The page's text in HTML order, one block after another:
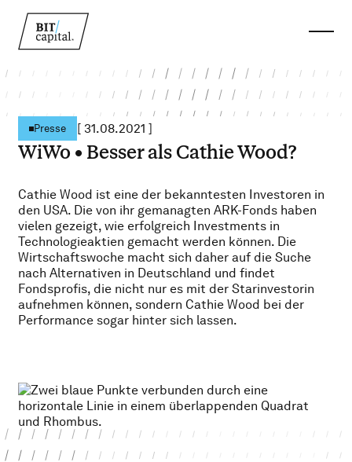
Presse [ 31.08.2021 ]
WiWo • Besser als Cathie Wood?
Cathie Wood ist eine der bekanntesten Investoren in
den USA. Die von ihr gemanagten ARK-Fonds haben
vielen gezeigt, wie erfolgreich Investments in
Technologieaktien gemacht werden können. Die
Wirtschaftswoche macht sich daher auf die Suche
nach Alternativen in Deutschland und findet
Fondsprofis, die nicht nur es mit der Starinvestorin
aufnehmen können, sondern Cathie Wood bei der
Performance sogar hinter sich lassen.